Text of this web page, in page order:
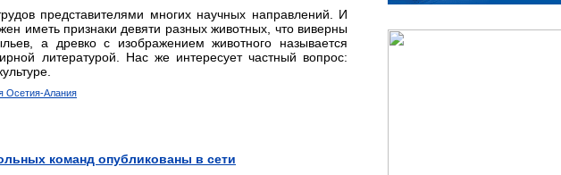
представителями многих научных направлений. И
иметь признаки девяти разных животных, что виверны
а древко с изображением животного называется
литературой. Нас же интересует частный вопрос:
Осетия-Алания
команд опубликованы в сети